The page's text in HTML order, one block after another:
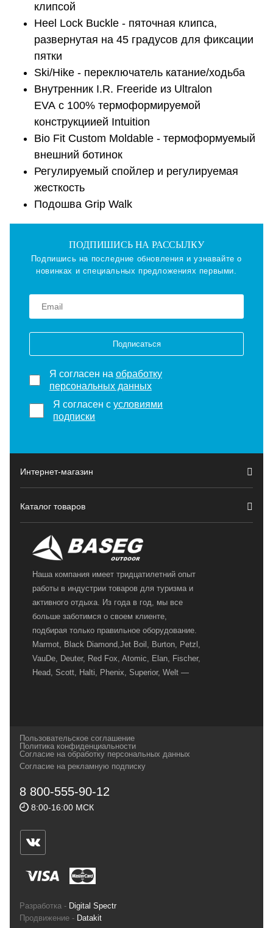
клипсой
Heel Lock Buckle - пяточная клипса,
развернутая на 45 градусов для фиксации
пятки
Ski/Hike - переключатель катание/ходьба
Внутренник I.R. Freeride из Ultralon
EVA с 100% термоформируемой
конструкциией Intuition
Bio Fit Custom Moldable - термоформуемый
внешний ботинок
Регулируемый спойлер и регулируемая
жесткость
Подошва Grip Walk
ПОДПИШИСЬ НА РАССЫЛКУ
Подпишись на последние обновления и узнавайте о
новинках и специальных предложениях первыми.
Подписаться
Я согласен на обработку
персональных данных
Я согласен сусловиями
подписки
Интернет-магазин
Каталог товаров
Наша компания имеет тридцатилетний опыт
работы в индустрии товаров для туризма и
активного отдыха. Из года в год, мы все
больше заботимся о своем клиенте,
подбирая только правильное оборудование.
Marmot, Black Diamond,Jet Boil, Burton, Petzl,
VauDe, Deuter, Red Fox, Atomic, Elan, Fischer,
Head, Scott, Halti, Phenix, Superior, Welt —
и взыскательных путешественников,
спортсменов и отдыхающих.
Геннадьевич
ИНН 590300057023 ОГРН 304590319000121
ул.Советская, 25, магазин Басег.
Тел./факс (342) 2101242
Пользовательское соглашение
Политика конфиденциальности
Согласие на обработку персональных данных
Согласие на рекламную подписку
8 800-555-90-12
8:00-16:00 МСК
Разработка - Digital Spectr
Продвижение - Datakit